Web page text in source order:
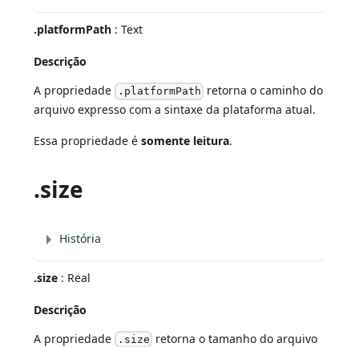
.platformPath : Text
Descrição
A propriedade .platformPath retorna o caminho do
arquivo expresso com a sintaxe da plataforma atual.
Essa propriedade ésomente leitura.
.size
História
.size : Real
Descrição
A propriedade .size retorna o tamanho do arquivo